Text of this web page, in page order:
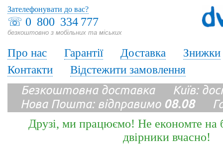
☏ 0 800 334 777
безкоштовно з мобільних та міських
Зателефонувати до вас?
Про нас Гарантії Доставка
Знижки
Контакти
Відстежити замовлення
Безкоштовна доставка Київ:
Нова Пошта: відправимо 08.08
Друзі, ми працюємо! Не економте на
двірники вчасно!